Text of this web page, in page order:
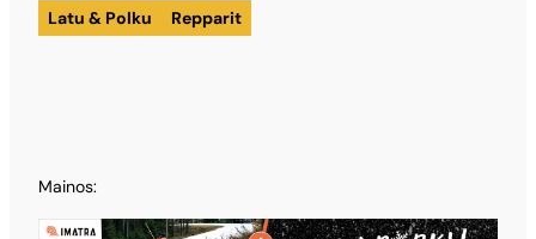
Latu & Polku Repparit
Mainos: